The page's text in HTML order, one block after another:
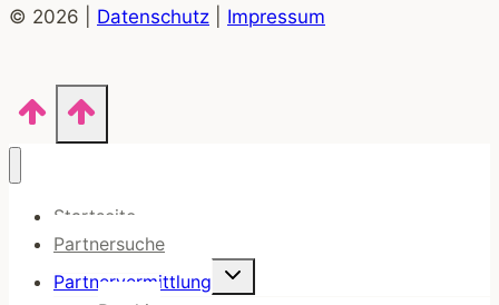
© 2026 | Datenschutz Impressum
Startseite
Partnersuche
Partnervermittlung
Untermenü
umschalten